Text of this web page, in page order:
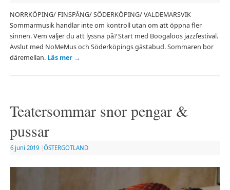
NORRKÖPING/ FINSPÅNG/ SÖDERKÖPING/ VALDEMARSVIK
Sommarmusik handlar inte om kontroll utan om att öppna fler
sinnen. Vem väljer du att lyssna på? Start med Boogaloos jazzfestival.
Avslut med NoMeMus och Söderköpings gästabud. Sommaren bor
däremellan. Läs mer →
Teatersommar snor pengar &
pussar
6 juni 2019 ÖSTERGÖTLAND